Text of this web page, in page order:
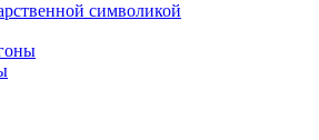
символикой